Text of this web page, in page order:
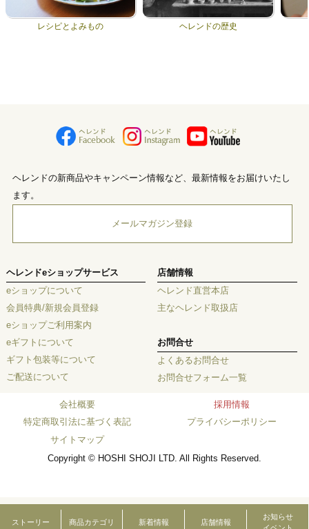
ストーリー 商品カテゴリ 新着情報 店舗情報
お知らせ
レシピとよみもの ヘレンドの歴史
ヘレンドの新商品やキャンペーン情報など、最新情報をお届けいたし
ます。
メールマガジン登録
ヘレンドeショップサービス
eショップについて
会員特典/新規会員登録
eショップご利用案内
eギフトについて
ギフト包装等について
ご配送について
店舗情報
ヘレンド直営本店
主なヘレンド取扱店
お問合せ
よくあるお問合せ
お問合せフォーム一覧
会社概要
採用情報
特定商取引法に基づく表記
プライバシーポリシー
サイトマップ
Copyright © HOSHI SHOJI LTD. All Rights Reserved.